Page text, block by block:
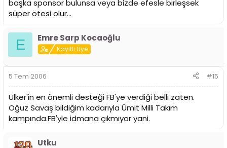
başka sponsor bulunsa veya bizde efesle birleşsek
süper ötesi olur...
E Emre Sarp Kocaoğlu
Kayıtlı Üye
5 Tem 2006 #15
Ülker'in en önemli desteği FB'ye verdiği belli zaten.
Oğuz Savaş bildiğim kadarıyla Ümit Milli Takım
kampında.FB'yle idmana çıkmıyor yani.
Utku